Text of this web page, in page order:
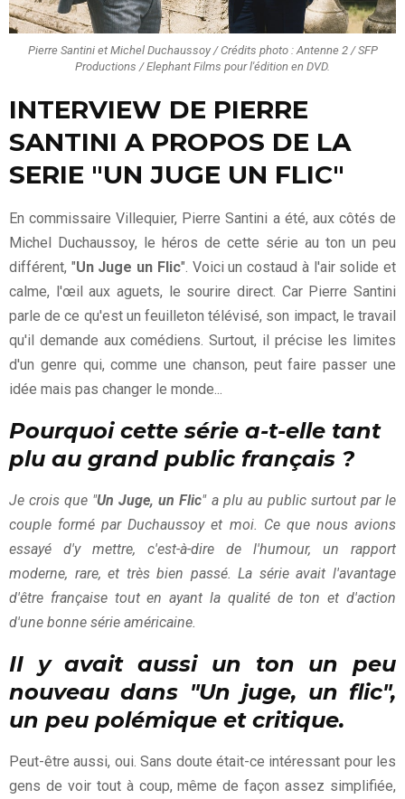
Pierre Santini et Michel Duchaussoy / Crédits photo : Antenne 2 / SFP
Productions / Elephant Films pour l'édition en DVD.
INTERVIEW DE PIERRE
SANTINI A PROPOS DE LA
SERIE "UN JUGE UN FLIC"
En commissaire Villequier, Pierre Santini a été, aux côtés de
Michel Duchaussoy, le héros de cette série au ton un peu
différent, "Un Juge un Flic". Voici un costaud à l'air solide et
calme, l'œil aux aguets, le sourire direct. Car Pierre Santini
parle de ce qu'est un feuilleton télévisé, son impact, le travail
qu'il demande aux comédiens. Surtout, il précise les limites
d'un genre qui, comme une chanson, peut faire passer une
idée mais pas changer le monde...
Pourquoi cette série a-t-elle tant
plu au grand public français ?
Je crois que "Un Juge, un Flic" a plu au public surtout par le
couple formé par Duchaussoy et moi. Ce que nous avions
essayé d'y mettre, c'est-à-dire de l'humour, un rapport
moderne, rare, et très bien passé. La série avait l'avantage
d'être française tout en ayant la qualité de ton et d'action
d'une bonne série américaine.
II y avait aussi un ton un peu
nouveau dans "Un juge, un flic",
un peu polémique et critique.
Peut-être aussi, oui. Sans doute était-ce intéressant pour les
gens de voir tout à coup, même de façon assez simplifiée,